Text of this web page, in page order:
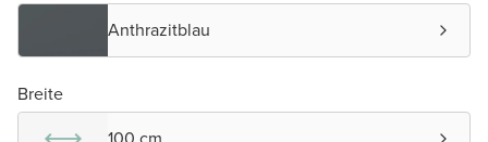
Anthrazitblau
Breite